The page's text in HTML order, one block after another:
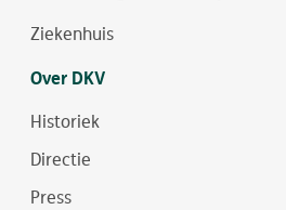
Ziekenhuis
Over DKV
Historiek
Directie
Press